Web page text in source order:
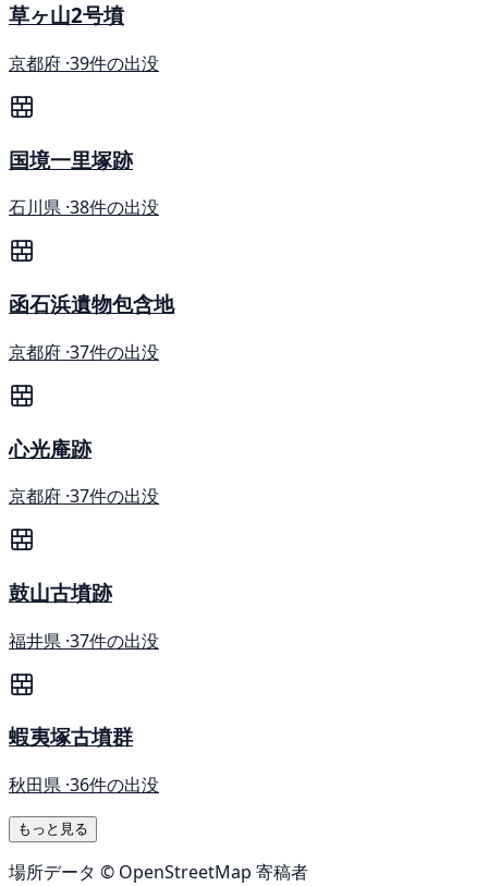
草ヶ山2号墳
京都府 ·39件の出没
国境一里塚跡
石川県 ·38件の出没
函石浜遺物包含地
京都府 ·37件の出没
心光庵跡
京都府 ·37件の出没
鼓山古墳跡
福井県 ·37件の出没
蝦夷塚古墳群
秋田県 ·36件の出没
もっと見る
場所データ © OpenStreetMap 寄稿者